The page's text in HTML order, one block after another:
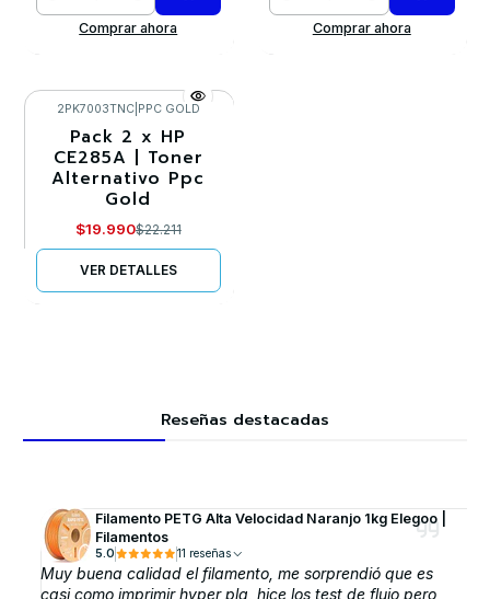
Cantidad
Comprar ahora
Cantidad
Comprar ahora
-10%
Agotado
2PK7003TNC| PPC GOLD
Pack 2 x HP
CE285A | Toner
Alternativo Ppc
Gold
$19.990$22.211
VER DETALLES
Reseñas destacadas
Filamento PETG Alta Velocidad Naranjo 1kg Elegoo |
Filamentos
5.0 11 reseñas
Muy buena calidad el filamento, me sorprendió que es
casi como imprimir hyper pla, hice los test de flujo pero